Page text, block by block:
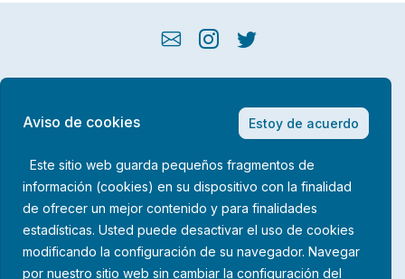
Aviso de cookies Estoy de acuerdo
Este sitio web guarda pequeños fragmentos de
información (cookies) en su dispositivo con la finalidad
de ofrecer un mejor contenido y para finalidades
estadísticas. Usted puede desactivar el uso de cookies
modificando la configuración de su navegador. Navegar
por nuestro sitio web sin cambiar la configuración del
Política de cookies
Guardiscopio © 2026